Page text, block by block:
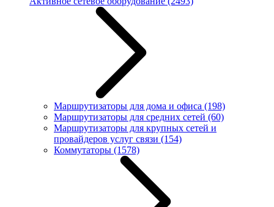
Маршрутизаторы для дома и офиса (198)
Маршрутизаторы для средних сетей (60)
Маршрутизаторы для крупных сетей и
провайдеров услуг связи (154)
Коммутаторы (1578)